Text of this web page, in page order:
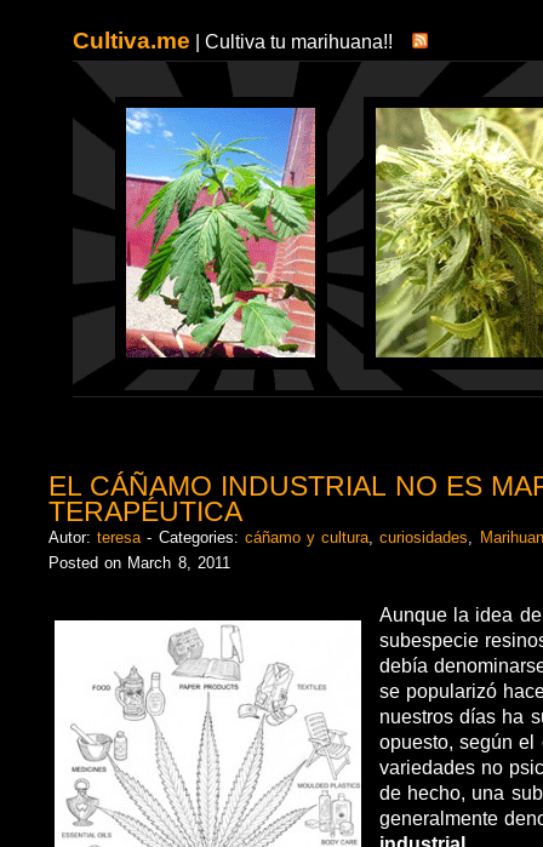
Cultiva.me | Cultiva tu marihuana!!
EL CÁÑAMO INDUSTRIAL NO ES
TERAPÉUTICA
Autor:teresa - Categories: cáñamo y cultura ,curiosidades
Posted on March 8, 2011
Aunque la idea
subespecie
debía
se popularizó
nuestros días ha
opuesto, según el
variedades no
de hecho, una
generalmente